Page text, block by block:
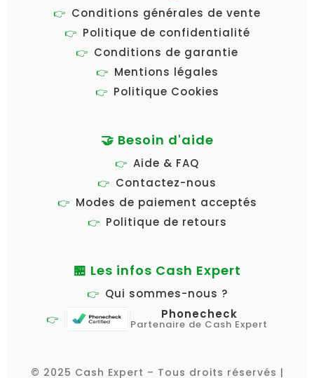
Conditions générales de vente
Politique de confidentialité
Conditions de garantie
Mentions légales
Politique Cookies
🤝 Besoin d'aide
Aide & FAQ
Contactez-nous
Modes de paiement acceptés
Politique de retours
🏪 Les infos Cash Expert
Qui sommes-nous ?
Phonecheck
Partenaire de Cash Expert
© 2025 Cash Expert – Tous droits réservés |